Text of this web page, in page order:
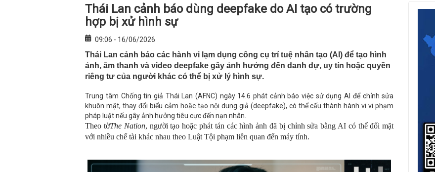
Thái Lan cảnh báo dùng deepfake do AI tạo có trường
hợp bị xử hình sự
09:06 - 16/06/2026
Thái Lan cảnh báo các hành vi lạm dụng công cụ trí tuệ nhân tạo (AI) để tạo hình
ảnh, âm thanh và video deepfake gây ảnh hưởng đến danh dự, uy tín hoặc quyền
riêng tư của người khác có thể bị xử lý hình sự.
Trung tâm Chống tin giả Thái Lan (AFNC) ngày 14.6 phát cảnh báo việc sử dụng AI để chỉnh sửa
khuôn mặt, thay đổi biểu cảm hoặc tạo nội dung giả (deepfake), có thể cấu thành hành vi vi phạm
pháp luật nếu gây ảnh hưởng tiêu cực đến nạn nhân.
Theo tờThe Nation, người tạo hoặc phát tán các hình ảnh đã bị chỉnh sửa bằng AI có thể đối mặt
với nhiều chế tài khác nhau theo Luật Tội phạm liên quan đến máy tính.